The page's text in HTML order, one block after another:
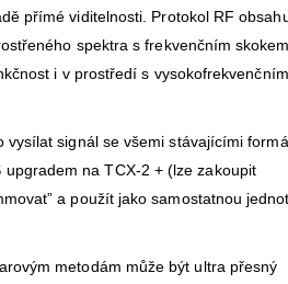
přímé viditelnosti. Protokol RF
spektra s frekvenčním
i v prostředí s vysokofrekvenčním
vysílat signál se všemi stávajícími
upgradem na TCX-2 + (lze zakoupit
a použít jako samostatnou
metodám může být ultra přesný